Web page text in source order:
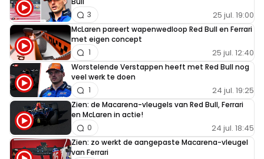
25 jul. 19:00
3
McLaren pareert wapenwedloop Red Bull en Ferrari
met eigen concept
25 jul. 12:40
1
Worstelende Verstappen heeft met Red Bull nog
veel werk te doen
24 jul. 19:25
1
Zien: de Macarena-vleugels van Red Bull, Ferrari
en McLaren in actie!
24 jul. 18:45
0
Zien: zo werkt de aangepaste Macarena-vleugel
van Ferrari